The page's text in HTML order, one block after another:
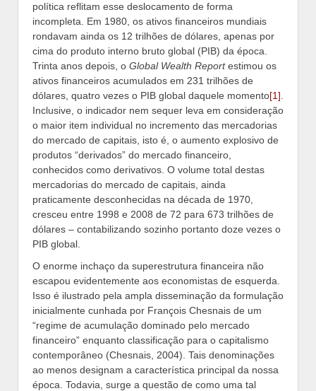
política reflitam esse deslocamento de forma
incompleta. Em 1980, os ativos financeiros mundiais
rondavam ainda os 12 trilhões de dólares, apenas por
cima do produto interno bruto global (PIB) da época.
Trinta anos depois, o Global Wealth Reportestimou os
ativos financeiros acumulados em 231 trilhões de
dólares, quatro vezes o PIB global daquele momento[1]
Inclusive, o indicador nem sequer leva em consideração
o maior item individual no incremento das mercadorias
do mercado de capitais, isto é, o aumento explosivo de
produtos “derivados” do mercado financeiro,
conhecidos como derivativos. O volume total destas
mercadorias do mercado de capitais, ainda
praticamente desconhecidas na década de 1970,
cresceu entre 1998 e 2008 de 72 para 673 trilhões de
dólares – contabilizando sozinho portanto doze vezes o
PIB global.
O enorme inchaço da superestrutura financeira não
escapou evidentemente aos economistas de esquerda.
Isso é ilustrado pela ampla disseminação da formulação
inicialmente cunhada por François Chesnais de um
“regime de acumulação dominado pelo mercado
financeiro” enquanto classificação para o capitalismo
contemporâneo (Chesnais, 2004). Tais denominações
ao menos designam a característica principal da nossa
época. Todavia, surge a questão de como uma tal